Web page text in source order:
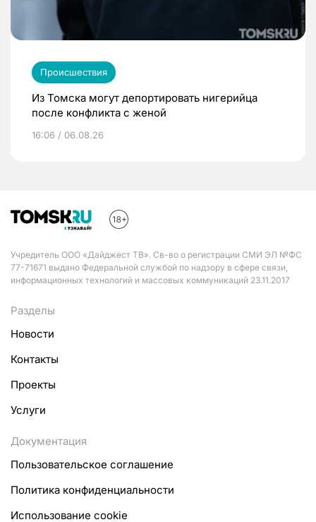
Происшествия
Из Томска могут депортировать нигерийца
после конфликта с женой
16:06 / 06.08.26
Учредитель ООО «Дайджест ТВ». Св-во о регистрации СМИ ЭЛ №ФС
77-71671 выдано Федеральной службой по надзору в сфере связи,
информационных технологий и массовых коммуникаций 23.11.2017
Разделы
Новости
Контакты
Проекты
Услуги
Документация
Пользовательское соглашение
Политика конфиденциальности
Использование cookie